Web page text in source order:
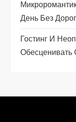
и
с
я
День Без
Гостинг И